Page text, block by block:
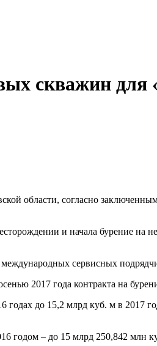
скважин для
области, согласно
и начала бурение
сервисных
2017 года контракта на
до 15,2 млрд куб. м в 2017
годом – до 15 млрд 250,842 млн